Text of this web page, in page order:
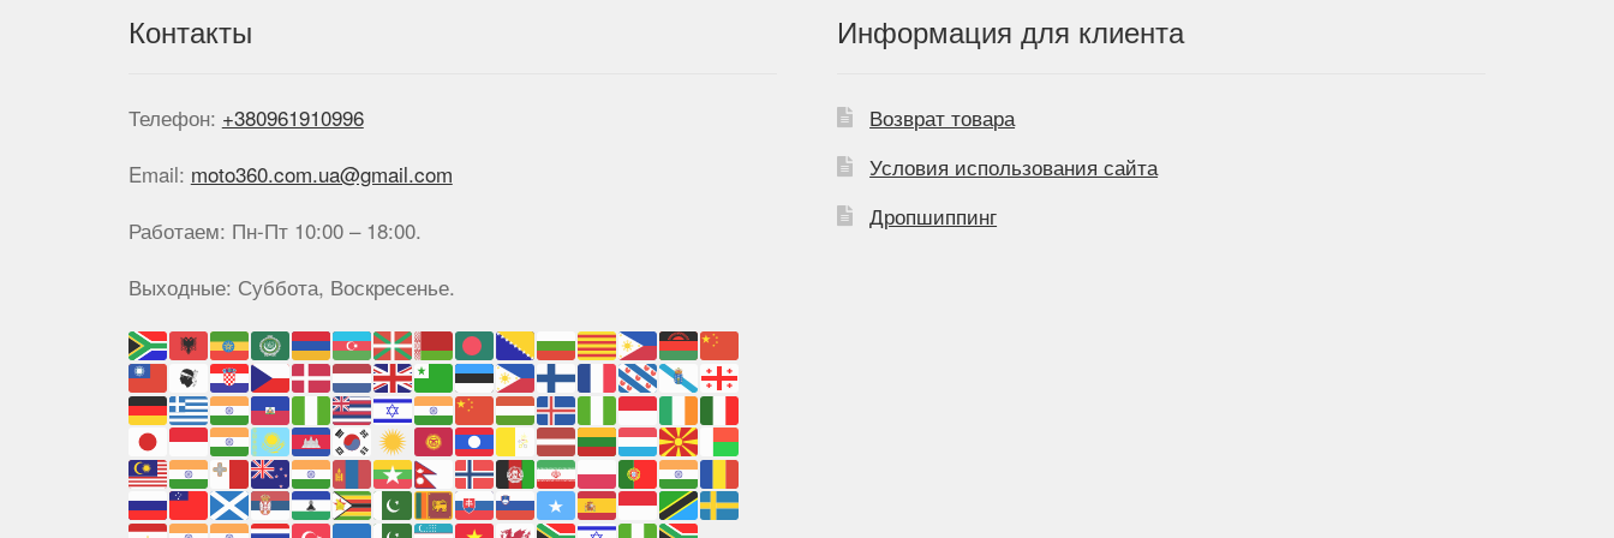
Контакты
Телефон: +380961910996
Email: moto360.com.ua@gmail.com
Работаем: Пн-Пт 10:00 – 18:00.
Выходные: Суббота, Воскресенье.
Информация для клиента
Возврат товара
Условия использования сайта
Дропшиппинг